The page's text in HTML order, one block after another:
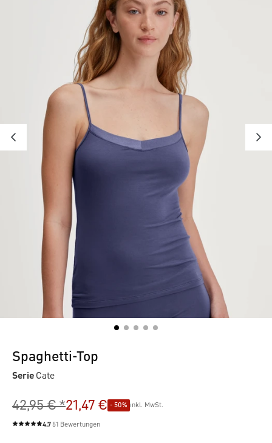
Spaghetti-Top
Serie Cate
42,95 € *21,47 € - 50% inkl. MwSt.
Durchschnittliche Bewertung von 4.7 von 5 Sternen
4.751 Bewertungen